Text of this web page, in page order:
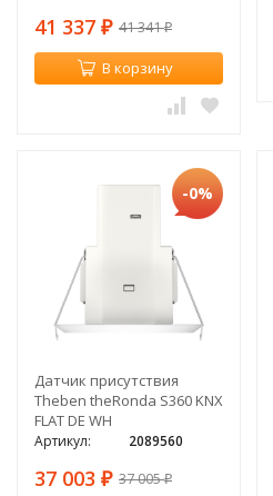
41 337 ₽ 41 341₽
В корзину
-0%
Датчик присутствия
Theben theRonda S360 KNX
FLAT DE WH
Артикул: 2089560
37 003 ₽ 37 005₽